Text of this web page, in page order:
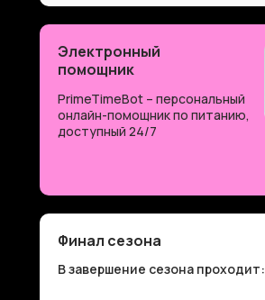
PrimeTimeBot – персональный
онлайн-помощник по питанию,
доступный 24/7
В завершение сезона проходит:
Электронный
помощник
Финал сезона